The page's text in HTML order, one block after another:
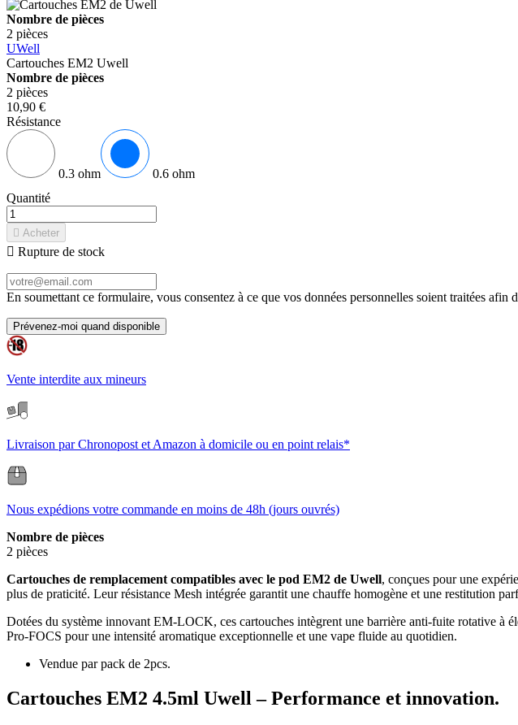
Nombre de pièces
2 pièces
UWell
Cartouches EM2 Uwell
Nombre de pièces
2 pièces
10,90 €
Résistance
0.3 ohm
0.6 ohm
Quantité
 Acheter
 Rupture de stock
En soumettant ce formulaire, vous consentez à ce que vos données personnelles soient traitées
Prévenez-moi quand disponible
Vente interdite aux mineurs
Livraison par Chronopost et Amazon à domicile ou en point relais*
Nous expédions votre commande en moins de 48h (jours ouvrés)
Nombre de pièces
2 pièces
Cartouches de remplacement compatibles avec le pod EM2 de Uwell, conçues pour une
plus de praticité. Leur résistance Mesh intégrée garantit une chauffe homogène et une restitution
Dotées du système innovant EM-LOCK, ces cartouches intègrent une barrière anti-fuite rotative à
Pro-FOCS pour une intensité aromatique exceptionnelle et une vape fluide au quotidien.
Vendue par pack de 2pcs.
Cartouches EM2 4.5ml Uwell – Performance et innovation.